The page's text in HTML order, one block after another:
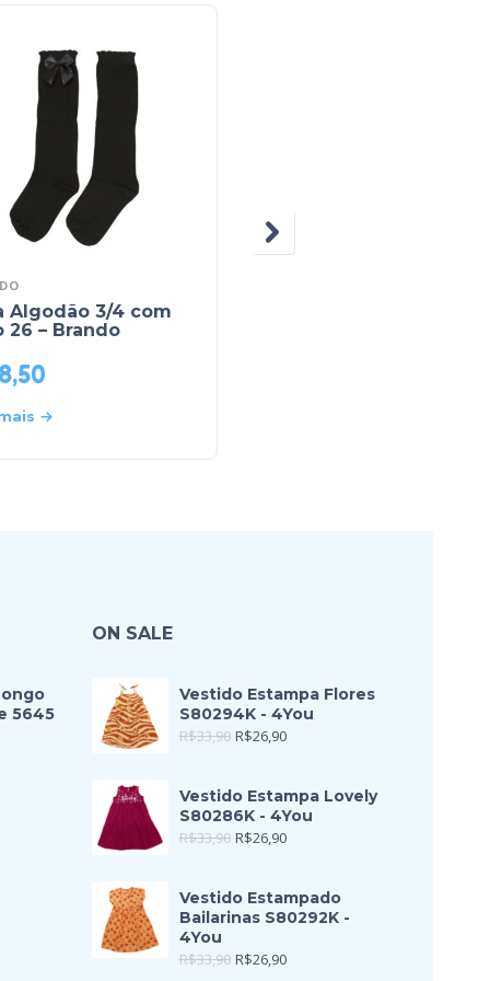
Algodão 3/4 com
26 – Brando
5645
ON SALE
Vestido Estampa Flores
S80294K - 4You
R$33,90 R$26,90
Vestido Estampa Lovely
S80286K - 4You
R$33,90 R$26,90
Vestido Estampado
Bailarinas S80292K -
4You
R$33,90 R$26,90